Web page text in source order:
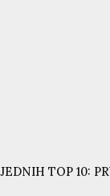
TOP 10: